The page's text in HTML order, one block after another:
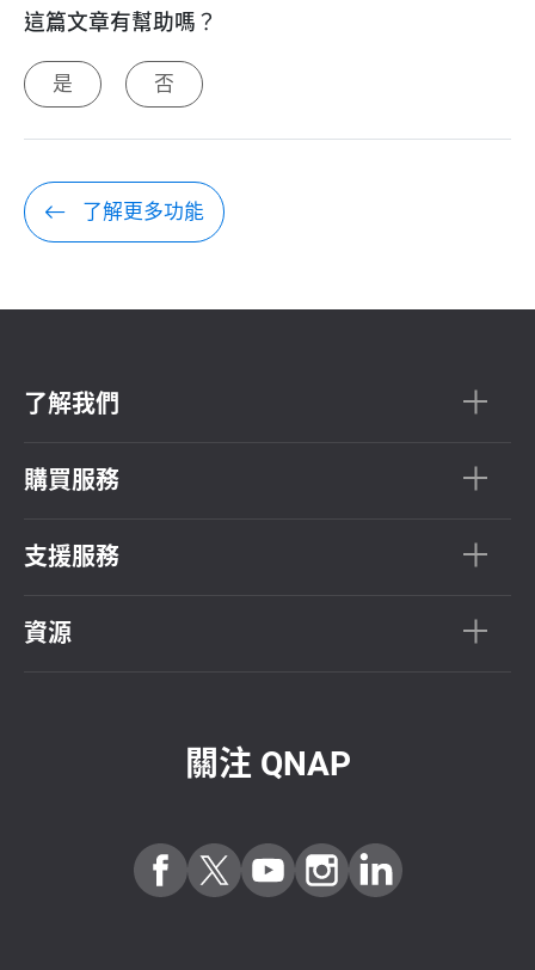
這篇文章有幫助嗎？
是 否
了解更多功能
了解我們
購買服務
支援服務
資源
關注 QNAP